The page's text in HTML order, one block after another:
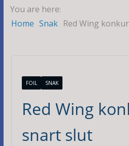
You are here:
Home Snak Red Wing
FOIL SNAK
Red Wing
snart slut